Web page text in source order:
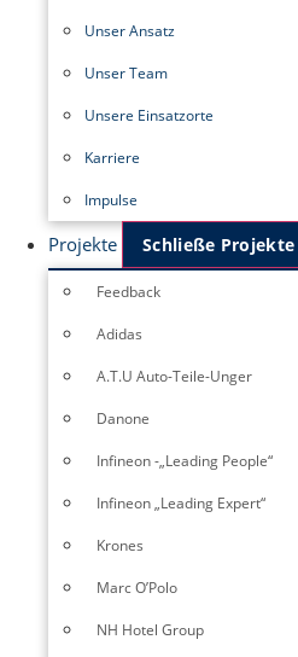
Unser Ansatz
Unser Team
Unsere Einsatzorte
Karriere
Impulse
Projekte Schließe Projekte
Feedback
Adidas
A.T.U Auto-Teile-Unger
Danone
Infineon -„Leading People“
Infineon „Leading Expert“
Krones
Marc O’Polo
NH Hotel Group